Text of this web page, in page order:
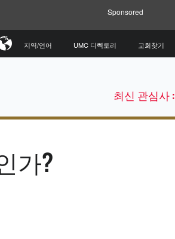
Sponsored
최신 관심사 :
지역/언어 UMC 디렉토리 교회찾기
가?